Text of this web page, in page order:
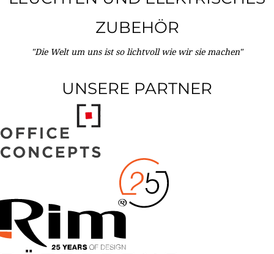
ZUBEHÖR
"Die Welt um uns ist so lichtvoll wie wir sie machen"
UNSERE PARTNER